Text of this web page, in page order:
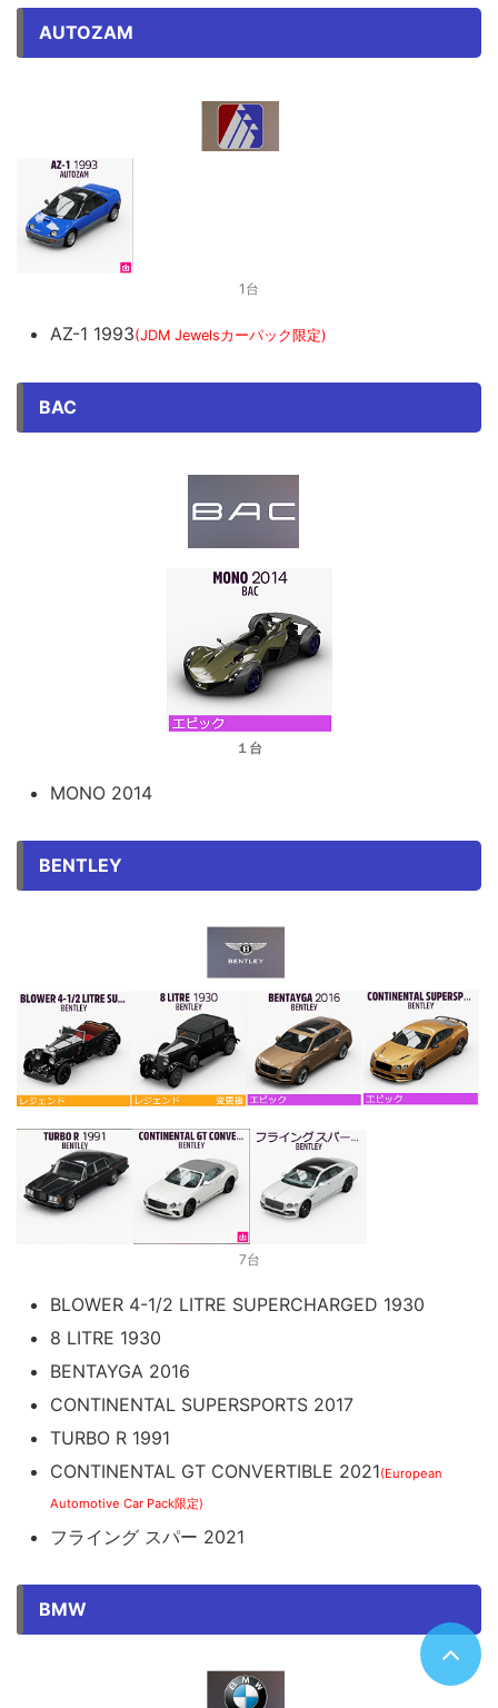
AUTOZAM
1台
AZ-1 1993(JDM Jewelsカーパック限定)
BAC
１台
MONO 2014
BENTLEY
7台
BLOWER 4-1/2 LITRE SUPERCHARGED 1930
8 LITRE 1930
BENTAYGA 2016
CONTINENTAL SUPERSPORTS 2017
TURBO R 1991
CONTINENTAL GT CONVERTIBLE 2021(European
Automotive Car Pack限定)
フライング スパー 2021
BMW